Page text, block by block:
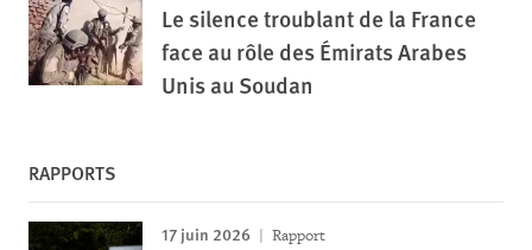
Le silence troublant de la France
face au rôle des Émirats Arabes
Unis au Soudan
RAPPORTS
17 juin 2026 Rapport